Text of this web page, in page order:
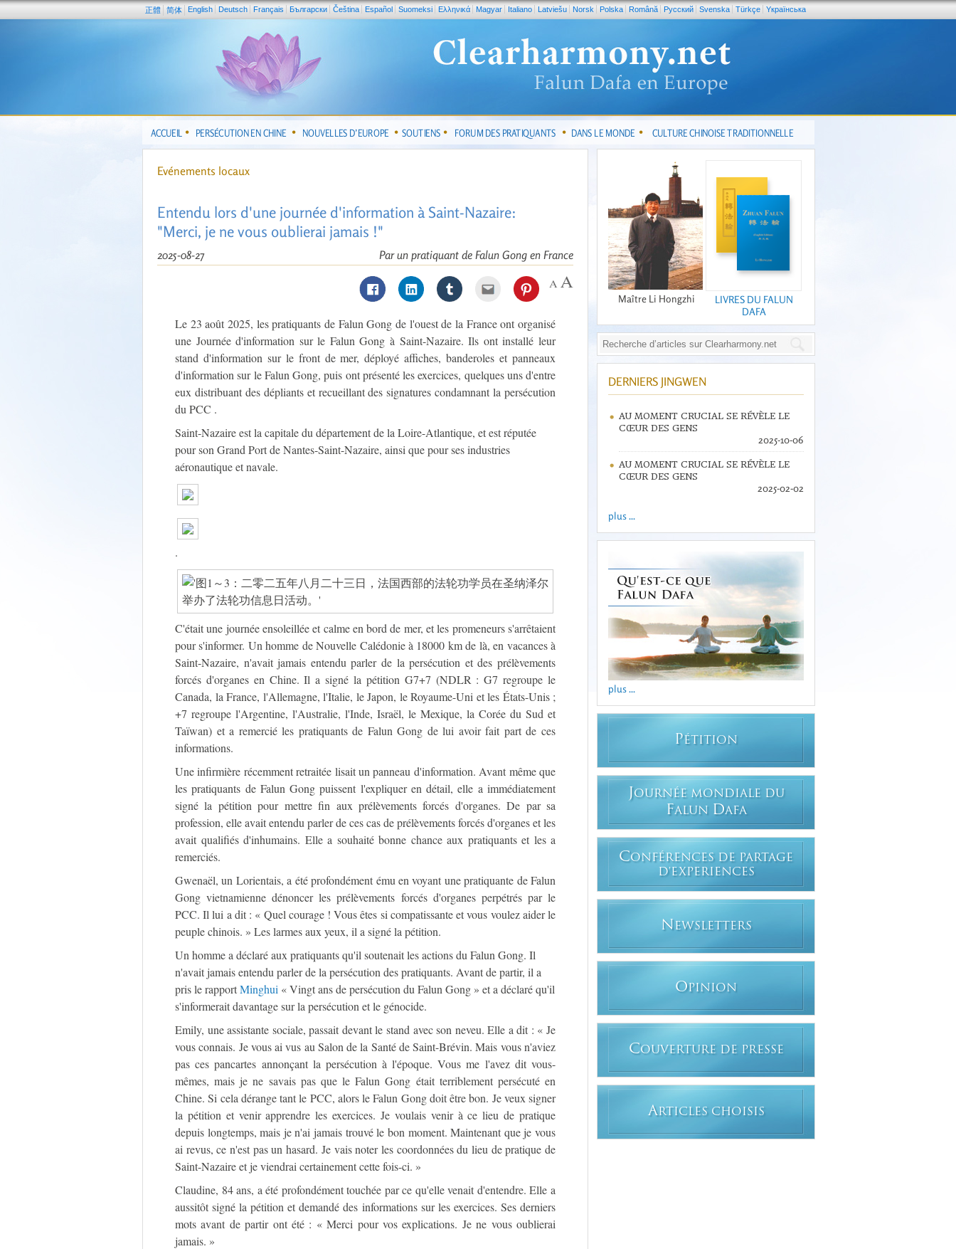
正體 简体 English Deutsch Français Български Čeština Español Suomeksi Ελληνικά Magyar Italiano Latviešu Norsk Polska Română Pусский Svenska Türkçe Yкраїнська
ACCUEIL PERSÉCUTION EN CHINE NOUVELLES D’EUROPE SOUTIENS FORUM DES PRATIQUANTS DANS LE MONDE CULTURE CHINOISE TRADITIONNELLE
Evénements locaux
Entendu lors d'une journée d'information à Saint-Nazaire:
"Merci, je ne vous oublierai jamais !"
Par un pratiquant de Falun Gong en France
2025-08-27
Le 23 août 2025, les pratiquants de Falun Gong de l'ouest de la France ont organisé
une Journée d'information sur le Falun Gong à Saint-Nazaire. Ils ont installé leur
stand d'information sur le front de mer, déployé affiches, banderoles et panneaux
d'information sur le Falun Gong, puis ont présenté les exercices, quelques uns d'entre
eux distribuant des dépliants et recueillant des signatures condamnant la persécution
du PCC .
Saint-Nazaire est la capitale du département de la Loire-Atlantique, et est réputée
pour son Grand Port de Nantes-Saint-Nazaire, ainsi que pour ses industries
aéronautique et navale.
.
C'était une journée ensoleillée et calme en bord de mer, et les promeneurs s'arrêtaient
pour s'informer. Un homme de Nouvelle Calédonie à 18000 km de là, en vacances à
Saint-Nazaire, n'avait jamais entendu parler de la persécution et des prélèvements
forcés d'organes en Chine. Il a signé la pétition G7+7 (NDLR : G7 regroupe le
Canada, la France, l'Allemagne, l'Italie, le Japon, le Royaume-Uni et les États-Unis ;
+7 regroupe l'Argentine, l'Australie, l'Inde, Israël, le Mexique, la Corée du Sud et
Taïwan) et a remercié les pratiquants de Falun Gong de lui avoir fait part de ces
informations.
Une infirmière récemment retraitée lisait un panneau d'information. Avant même que
les pratiquants de Falun Gong puissent l'expliquer en détail, elle a immédiatement
signé la pétition pour mettre fin aux prélèvements forcés d'organes. De par sa
profession, elle avait entendu parler de ces cas de prélèvements forcés d'organes et les
avait qualifiés d'inhumains. Elle a souhaité bonne chance aux pratiquants et les a
remerciés.
Gwenaël, un Lorientais, a été profondément ému en voyant une pratiquante de Falun
Gong vietnamienne dénoncer les prélèvements forcés d'organes perpétrés par le
PCC. Il lui a dit : « Quel courage ! Vous êtes si compatissante et vous voulez aider le
peuple chinois. » Les larmes aux yeux, il a signé la pétition.
Un homme a déclaré aux pratiquants qu'il soutenait les actions du Falun Gong. Il
n'avait jamais entendu parler de la persécution des pratiquants. Avant de partir, il a
pris le rapportMinghui « Vingt ans de persécution du Falun Gong » et a déclaré qu'il
s'informerait davantage sur la persécution et le génocide.
Emily, une assistante sociale, passait devant le stand avec son neveu. Elle a dit : « Je
vous connais. Je vous ai vus au Salon de la Santé de Saint-Brévin. Mais vous n'aviez
pas ces pancartes annonçant la persécution à l'époque. Vous me l'avez dit vous-
mêmes, mais je ne savais pas que le Falun Gong était terriblement persécuté en
Chine. Si cela dérange tant le PCC, alors le Falun Gong doit être bon. Je veux signer
la pétition et venir apprendre les exercices. Je voulais venir à ce lieu de pratique
depuis longtemps, mais je n'ai jamais trouvé le bon moment. Maintenant que je vous
ai revus, ce n'est pas un hasard. Je vais noter les coordonnées du lieu de pratique de
Saint-Nazaire et je viendrai certainement cette fois-ci. »
Claudine, 84 ans, a été profondément touchée par ce qu'elle venait d'entendre. Elle a
aussitôt signé la pétition et demandé des informations sur les exercices. Ses derniers
mots avant de partir ont été : « Merci pour vos explications. Je ne vous oublierai
jamais. »
Maître Li Hongzhi
LIVRES DU FALUN
DAFA
DERNIERS JINGWEN
AU MOMENT CRUCIAL SE RÉVÈLE LE
CŒUR DES GENS
2025-10-06
AU MOMENT CRUCIAL SE RÉVÈLE LE
CŒUR DES GENS
2025-02-02
plus ...
plus ...
PÉTITION
JOURNÉE MONDIALE DU
FALUN DAFA
CONFÉRENCES DE PARTAGE
D'EXPERIENCES
N EWSLETTERS
OPINION
COUVERTURE DE PRESSE
ARTICLES CHOISIS